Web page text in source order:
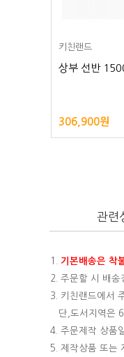
키친랜드
상부 선반
306,900원
관련
1. 기본배송은 착
2. 주문할 시 배송
3. 키친랜드에서
단,도서지역은
4. 주문제작 상품
5. 제작상품 또는